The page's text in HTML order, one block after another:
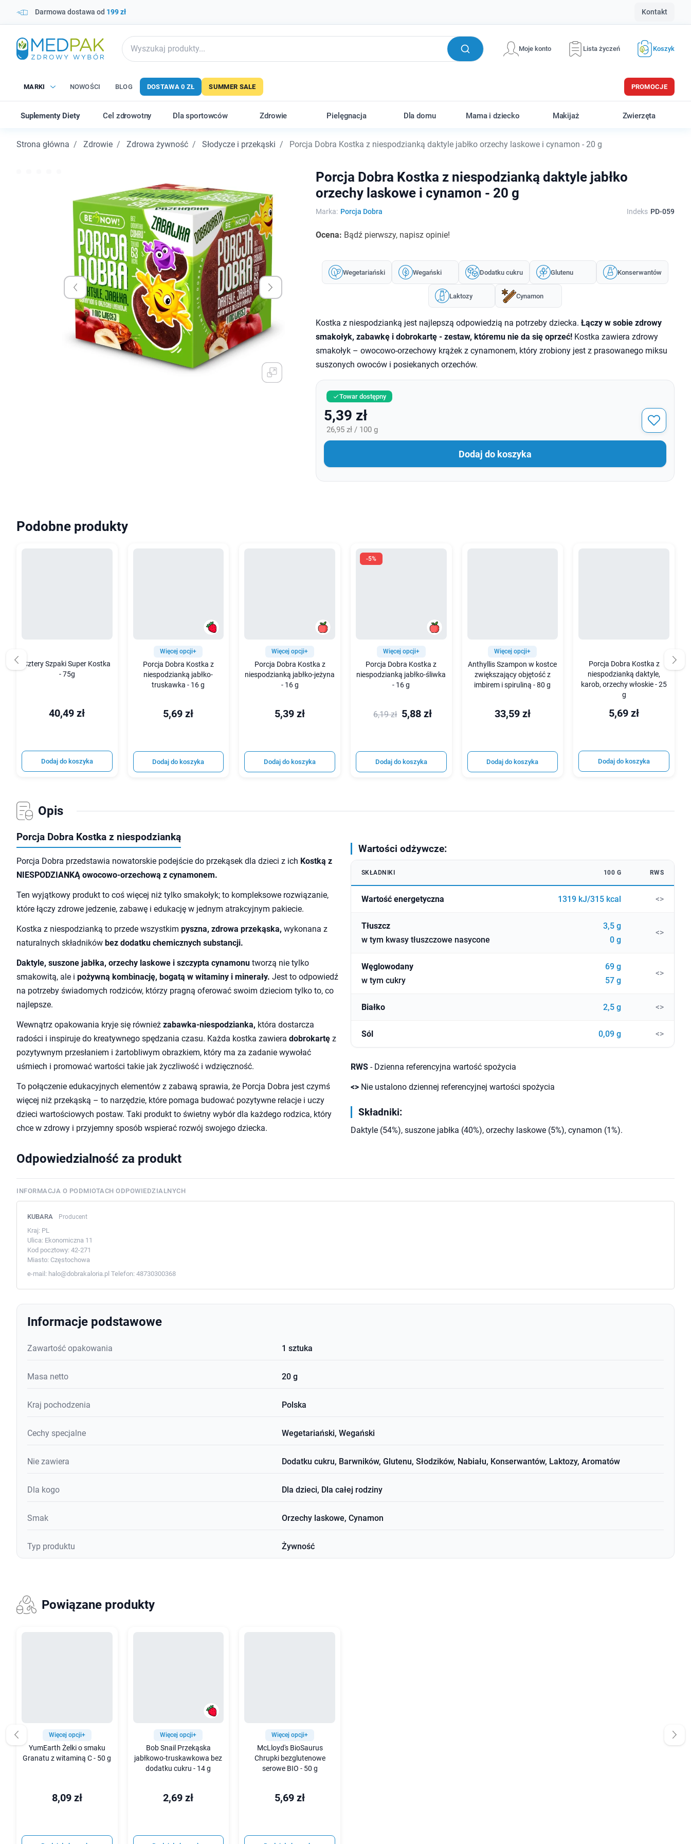
Darmowa dostawa od 199 zł Kontakt
Moje konto Lista życzeń Koszyk
MARKI NOWOŚCI BLOG DOSTAWA 0 ZŁ SUMMER SALE PROMOCJE
Suplementy Diety Cel zdrowotny Dla sportowców Zdrowie Pielęgnacja Dla domu Mama i dziecko Makijaż Zwierzęta
Strona główna Zdrowie Zdrowa żywność Słodycze i przekąski Porcja Dobra Kostka z niespodzianką daktyle jabłko orzechy laskowe i cynamon - 20 g
Porcja Dobra Kostka z niespodzianką daktyle jabłko
orzechy laskowe i cynamon - 20 g
Marka: Porcja Dobra Indeks PD-059
Ocena: Bądź pierwszy, napisz opinie!
Wegetariański Wegański Dodatku cukru Glutenu Konserwantów
Laktozy Cynamon
Kostka z niespodzianką jest najlepszą odpowiedzią na potrzeby dziecka. Łączy w sobie zdrowy
smakołyk, zabawkę i dobrokartę - zestaw, któremu nie da się oprzeć!Kostka zawiera zdrowy
smakołyk – owocowo-orzechowy krążek z cynamonem, który zrobiony jest z prasowanego miksu
suszonych owoców i posiekanych orzechów.
Towar dostępny
5,39 zł
26,95 zł / 100 g
Dodaj do koszyka
Podobne produkty
Cztery Szpaki Super Kostka
- 75g
40,49 zł
Dodaj do koszyka
Więcej opcji+
Porcja Dobra Kostka z
niespodzianką jabłko-
truskawka - 16 g
5,69 zł
Dodaj do koszyka
Więcej opcji+
Porcja Dobra Kostka z
niespodzianką jabłko-jeżyna
- 16 g
5,39 zł
Dodaj do koszyka
-5%
Więcej opcji+
Porcja Dobra Kostka z
niespodzianką jabłko-śliwka
- 16 g
6,19 zł 5,88 zł
Dodaj do koszyka
Więcej opcji+
Anthyllis Szampon w kostce
zwiększający objętość z
imbirem i spiruliną - 80 g
33,59 zł
Dodaj do koszyka
Porcja Dobra Kostka z
niespodzianką daktyle,
karob, orzechy włoskie - 25
g
5,69 zł
Dodaj do koszyka
Opis
Porcja Dobra Kostka z niespodzianką
Porcja Dobra przedstawia nowatorskie podejście do przekąsek dla dzieci z ich Kostką z
NIESPODZIANKĄ owocowo-orzechową z cynamonem.
Ten wyjątkowy produkt to coś więcej niż tylko smakołyk; to kompleksowe rozwiązanie,
które łączy zdrowe jedzenie, zabawę i edukację w jednym atrakcyjnym pakiecie.
Kostka z niespodzianką to przede wszystkim pyszna, zdrowa przekąska, wykonana z
naturalnych składników bez dodatku chemicznych substancji.
Daktyle, suszone jabłka, orzechy laskowe i szczypta cynamonu tworzą nie tylko
smakowitą, ale i pożywną kombinację, bogatą w witaminy i minerały. Jest to odpowiedź
na potrzeby świadomych rodziców, którzy pragną oferować swoim dzieciom tylko to, co
najlepsze.
Wewnątrz opakowania kryje się również zabawka-niespodzianka, która dostarcza
radości i inspiruje do kreatywnego spędzania czasu. Każda kostka zawiera dobrokartę z
pozytywnym przesłaniem i żartobliwym obrazkiem, który ma za zadanie wywołać
uśmiech i promować wartości takie jak życzliwość i wdzięczność.
To połączenie edukacyjnych elementów z zabawą sprawia, że Porcja Dobra jest czymś
więcej niż przekąską – to narzędzie, które pomaga budować pozytywne relacje i uczy
dzieci wartościowych postaw. Taki produkt to świetny wybór dla każdego rodzica, który
chce w zdrowy i przyjemny sposób wspierać rozwój swojego dziecka.
Wartości odżywcze:
SKŁADNIKI 100 G RWS
Wartość energetyczna 1319 kJ/315 kcal <>
Tłuszcz
w tym kwasy tłuszczowe nasycone
3,5 g
0 g
<>
Węglowodany
w tym cukry
69 g
57 g
<>
Białko 2,5 g <>
Sól 0,09 g <>
RWS - Dzienna referencyjna wartość spożycia
<> Nie ustalono dziennej referencyjnej wartości spożycia
Składniki:
Daktyle (54%), suszone jabłka (40%), orzechy laskowe (5%), cynamon (1%).
Odpowiedzialność za produkt
INFORMACJA O PODMIOTACH ODPOWIEDZIALNYCH
KUBARA Producent
Kraj: PL
Ulica: Ekonomiczna 11
Kod pocztowy: 42-271
Miasto: Częstochowa
e-mail: halo@dobrakaloria.pl Telefon: 48730300368
Informacje podstawowe
Zawartość opakowania 1 sztuka
Masa netto 20 g
Kraj pochodzenia Polska
Cechy specjalne Wegetariański, Wegański
Nie zawiera Dodatku cukru, Barwników, Glutenu, Słodzików, Nabiału, Konserwantów, Laktozy, Aromatów
Dla kogo Dla dzieci, Dla całej rodziny
Smak Orzechy laskowe, Cynamon
Typ produktu Żywność
Powiązane produkty
Więcej opcji+
YumEarth Żelki o smaku
Granatu z witaminą C - 50 g
8,09 zł
Więcej opcji+
Bob Snail Przekąska
jabłkowo-truskawkowa bez
dodatku cukru - 14 g
2,69 zł
Więcej opcji+
McLloyd's BioSaurus
Chrupki bezglutenowe
serowe BIO - 50 g
5,69 zł